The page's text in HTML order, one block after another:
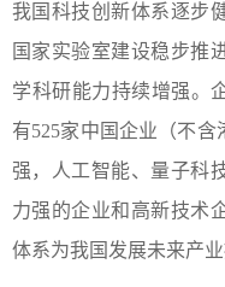
我国科技创新体系逐步
国家实验室建设稳步推
学科研能力持续增强。
有525家中国企业（不
强，人工智能、量子科
力强的企业和高新技术
体系为我国发展未来产